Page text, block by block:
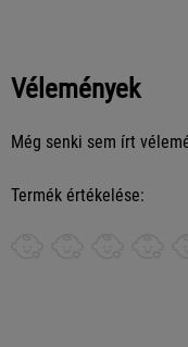
Vélemények
Még senki sem írt
Termék értékelése: